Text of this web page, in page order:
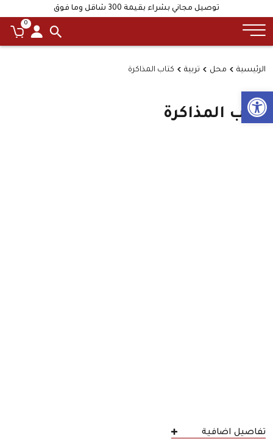
Open toolbar
توصيل مجاني بشراء بقيمة 300 شاقل وما فوق
0
الرئيسية محل تربية كتاب المذاكرة
كتاب المذاكرة
تفاصيل اضافية